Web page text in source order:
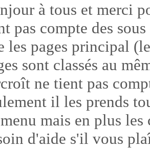
à tous et merci
pas compte des
les pages principal
sont classés au
ne tient pas
il les prends
mais en plus
d'aide s'il vous